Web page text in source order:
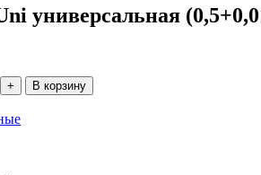
универсальная